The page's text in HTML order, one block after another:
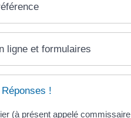
ligne et formulaires
!
(à présent appelé